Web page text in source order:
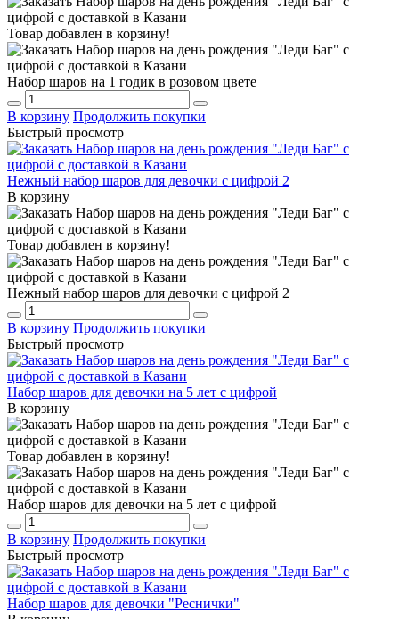
Товар добавлен в корзину!
Набор шаров на 1 годик в розовом цвете
В корзину Продолжить покупки
Быстрый просмотр
Нежный набор шаров для девочки с цифрой 2
В корзину
Товар добавлен в корзину!
Нежный набор шаров для девочки с цифрой 2
В корзину Продолжить покупки
Быстрый просмотр
Набор шаров для девочки на 5 лет с цифрой
В корзину
Товар добавлен в корзину!
Набор шаров для девочки на 5 лет с цифрой
В корзину Продолжить покупки
Быстрый просмотр
Набор шаров для девочки "Реснички"